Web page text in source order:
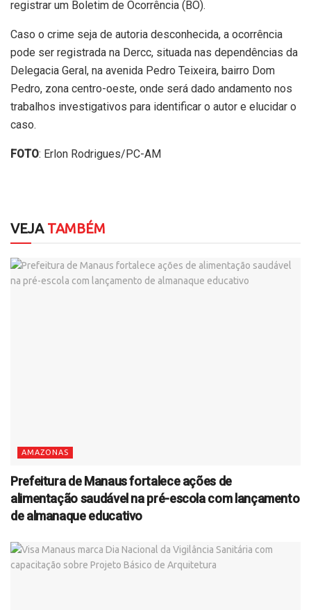
registrar um Boletim de Ocorrência (BO).
Caso o crime seja de autoria desconhecida, a ocorrência
pode ser registrada na Dercc, situada nas dependências da
Delegacia Geral, na avenida Pedro Teixeira, bairro Dom
Pedro, zona centro-oeste, onde será dado andamento nos
trabalhos investigativos para identificar o autor e elucidar o
caso.
FOTO: Erlon Rodrigues/PC-AM
VEJATAMBÉM
AMAZONAS
Prefeitura de Manaus fortalece ações de
alimentação saudável na pré-escola com lançamento
de almanaque educativo